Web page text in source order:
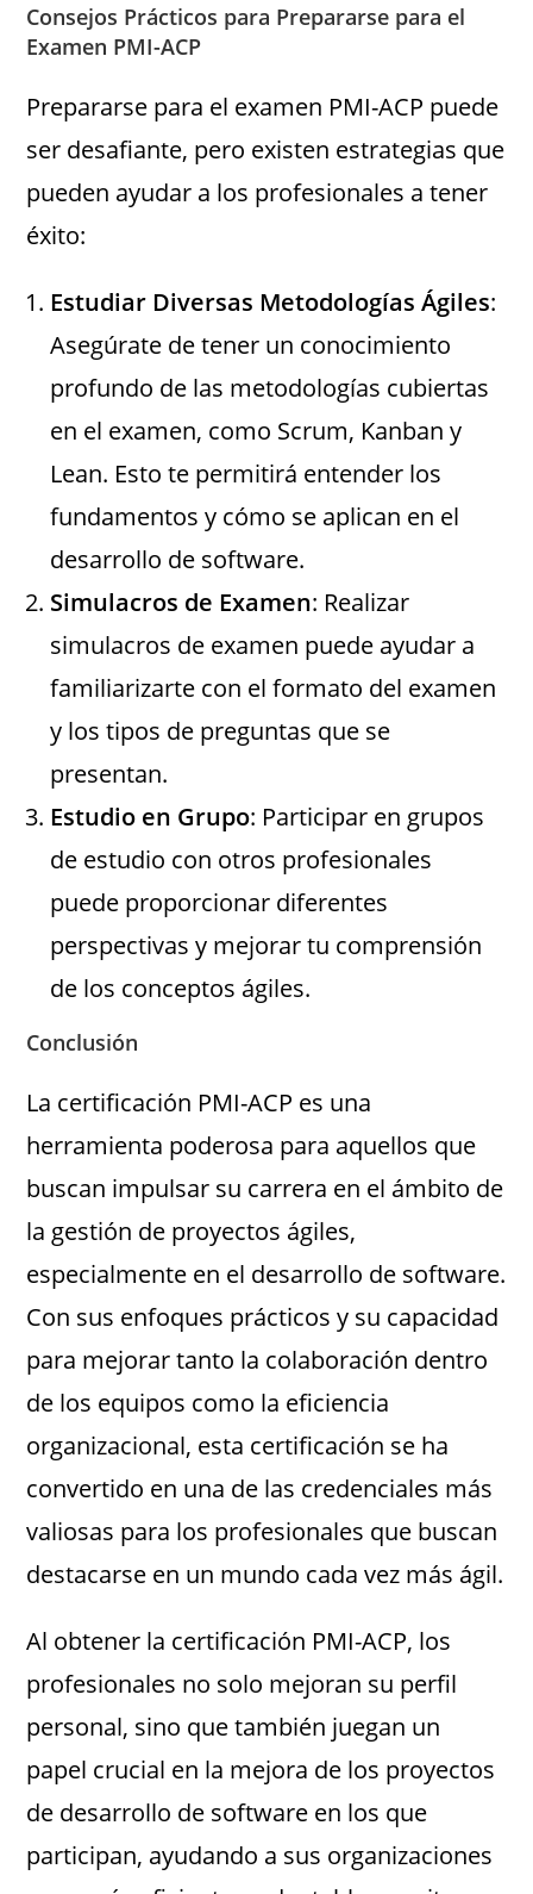
Consejos Prácticos para Prepararse para el
Examen PMI-ACP
Prepararse para el examen PMI-ACP puede
ser desafiante, pero existen estrategias que
pueden ayudar a los profesionales a tener
éxito:
Estudiar Diversas Metodologías Ágiles:
Asegúrate de tener un conocimiento
profundo de las metodologías cubiertas
en el examen, como Scrum, Kanban y
Lean. Esto te permitirá entender los
fundamentos y cómo se aplican en el
desarrollo de software.
Simulacros de Examen: Realizar
simulacros de examen puede ayudar a
familiarizarte con el formato del examen
y los tipos de preguntas que se
presentan.
Estudio en Grupo: Participar en grupos
de estudio con otros profesionales
puede proporcionar diferentes
perspectivas y mejorar tu comprensión
de los conceptos ágiles.
Conclusión
La certificación PMI-ACP es una
herramienta poderosa para aquellos que
buscan impulsar su carrera en el ámbito de
la gestión de proyectos ágiles,
especialmente en el desarrollo de software.
Con sus enfoques prácticos y su capacidad
para mejorar tanto la colaboración dentro
de los equipos como la eficiencia
organizacional, esta certificación se ha
convertido en una de las credenciales más
valiosas para los profesionales que buscan
destacarse en un mundo cada vez más ágil.
Al obtener la certificación PMI-ACP, los
profesionales no solo mejoran su perfil
personal, sino que también juegan un
papel crucial en la mejora de los proyectos
de desarrollo de software en los que
participan, ayudando a sus organizaciones